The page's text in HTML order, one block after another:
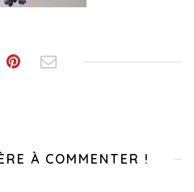
À COMMENTER !